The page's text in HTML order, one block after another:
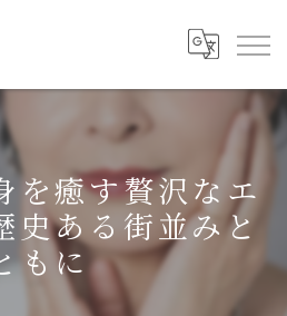
を癒す贅沢なエ
史ある街並みと
もに